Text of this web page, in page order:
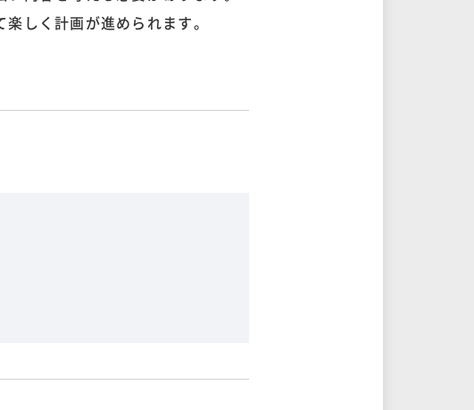
しく計画が進められます。